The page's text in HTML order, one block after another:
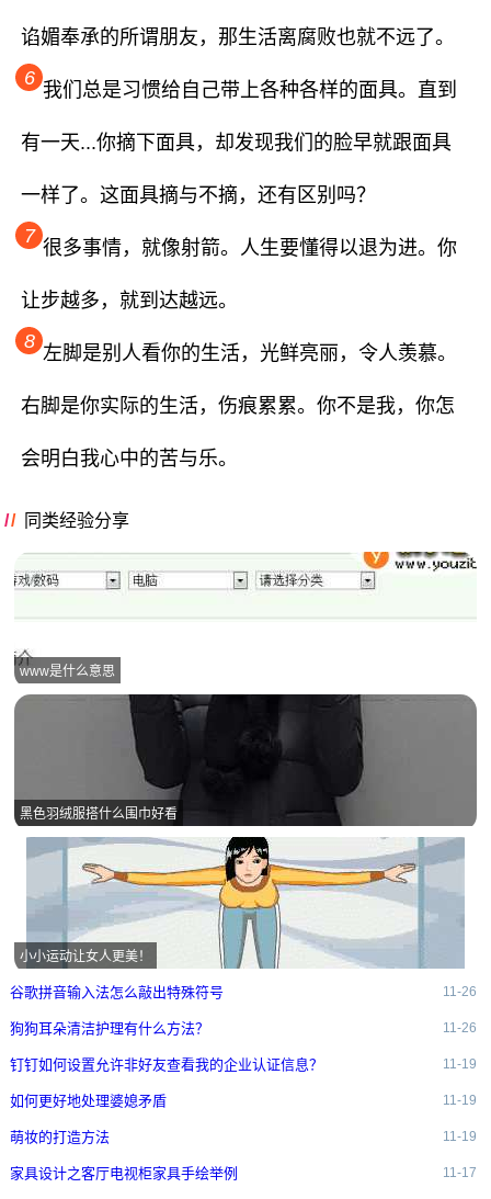
谄媚奉承的所谓朋友，那生活离腐败也就不远了。
6
我们总是习惯给自己带上各种各样的面具。直到
有一天...你摘下面具，却发现我们的脸早就跟面具
一样了。这面具摘与不摘，还有区别吗？
7
很多事情，就像射箭。人生要懂得以退为进。你
让步越多，就到达越远。
8
左脚是别人看你的生活，光鲜亮丽，令人羡慕。
右脚是你实际的生活，伤痕累累。你不是我，你怎
会明白我心中的苦与乐。
同类经验分享
www是什么意思
黑色羽绒服搭什么围巾好看
小小运动让女人更美！
谷歌拼音输入法怎么敲出特殊符号 11-26
狗狗耳朵清洁护理有什么方法？ 11-26
钉钉如何设置允许非好友查看我的企业认证信息？ 11-19
如何更好地处理婆媳矛盾 11-19
萌妆的打造方法 11-19
家具设计之客厅电视柜家具手绘举例 11-17